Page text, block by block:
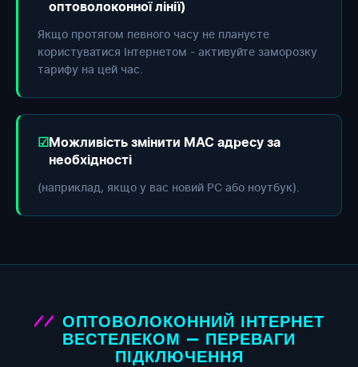
оптоволоконної лінії)
Якщо протягом певного часу не плануєте
користуватися Інтернетом - активуйте заморозку
тарифу на цей час.
Можливість змінити МАС адресу за
необхідності
(наприклад, якщо у вас новий РС або ноутбук).
ОПТОВОЛОКОННИЙ ІНТЕРНЕТ
ВЕСТЕЛЕКОМ — ПЕРЕВАГИ
ПІДКЛЮЧЕННЯ